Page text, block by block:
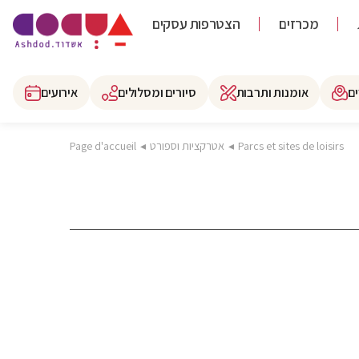
הצטרפות עסקים מכרזים
אירועים סיורים ומסלולים אומנות ותרבות
Page d'accueil ◂ אטרקציות וספורט ◂ Parcs et sites de loisirs